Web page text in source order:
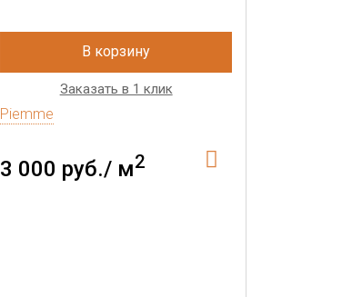
В корзину
Заказать в 1 клик
Piemme
3 000 руб./ м2